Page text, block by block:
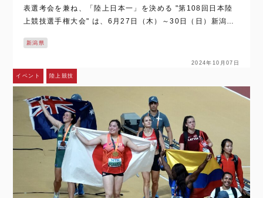
表選考会を兼ね、「陸上日本一」を決める "第108回日本陸
上競技選手権大会" は、6月27日（木）～30日（日）新潟市
n i…
新潟県
2024年10月07日
イベント 陸上競技